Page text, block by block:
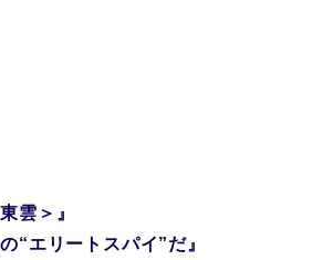
雲＞』
“エリートスパイ”だ』